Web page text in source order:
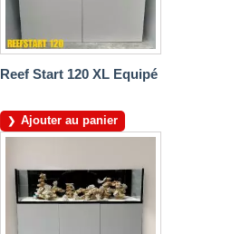
Reef Start 120 XL Equipé
Ajouter au panier